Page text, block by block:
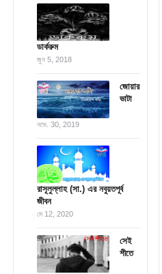
ডার্করুম
জুন 5, 2018
জোয়ার
ভাটা
নভে. 30, 2019
রাসূলুল্লাহ (সা.) এর নবুয়তপূর্ব
জীবন
মে 12, 2020
সেই
শীতে